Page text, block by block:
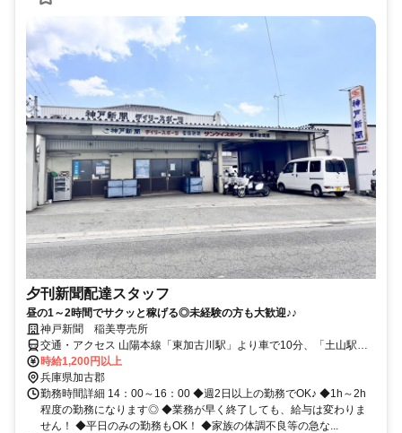
夕刊新聞配達スタッフ
昼の1～2時間でサクッと稼げる◎未経験の方も大歓迎♪♪
神戸新聞 稲美専売所
交通・アクセス 山陽本線「東加古川駅」より車で10分、「土山駅」
より車で12分
時給1,200円以上
兵庫県加古郡
勤務時間詳細 14：00～16：00 ◆週2日以上の勤務でOK♪ ◆1h～2h
程度の勤務になります◎ ◆業務が早く終了しても、給与は変わりま
せん！ ◆平日のみの勤務もOK！ ◆家族の体調不良等の急な...